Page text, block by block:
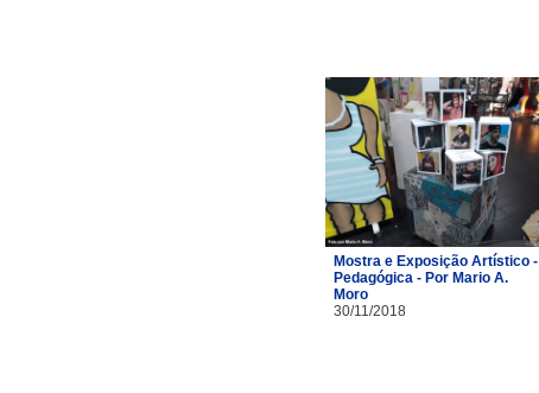
Mostra e Exposição Artístico -
Pedagógica - Por Mario A.
Moro
30/11/2018